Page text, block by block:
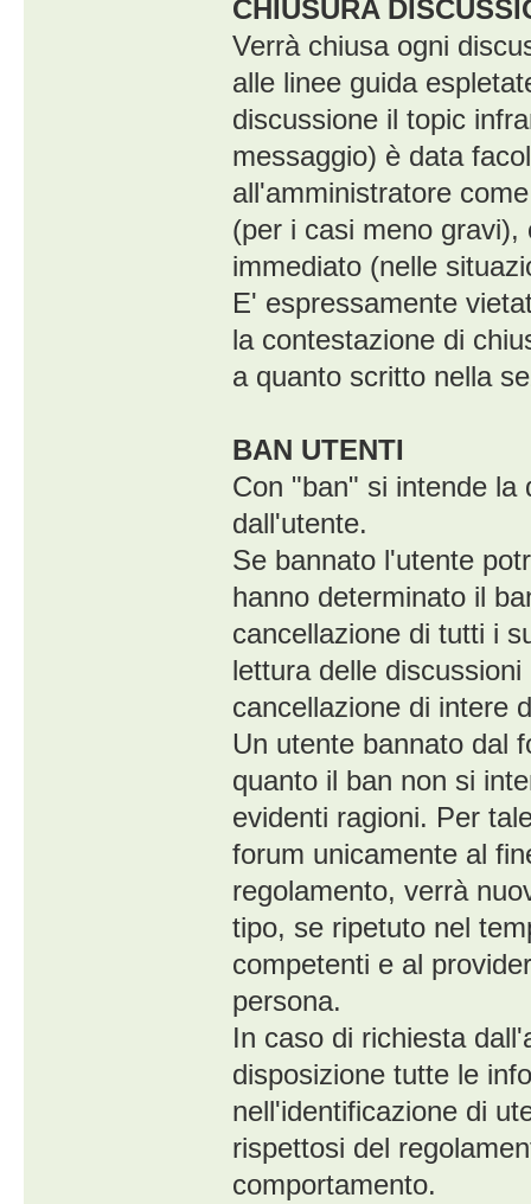
CHIUSURA
Verrà chiusa ogni
alle linee guida
discussione il topic
messaggio) è data
all'amministratore
(per i casi meno gravi),
immediato (nelle
E' espressamente
la contestazione di
a quanto scritto nella
BAN UTENTI
Con "ban" si intende la
dall'utente.
Se bannato l'utente
hanno determinato il
cancellazione di tutti i
lettura delle
cancellazione di intere
Un utente bannato dal
quanto il ban non si
evidenti ragioni. Per
forum unicamente al
regolamento, verrà
tipo, se ripetuto nel
competenti e al
persona.
In caso di richiesta
disposizione tutte le
nell'identificazione di
rispettosi del
comportamento.